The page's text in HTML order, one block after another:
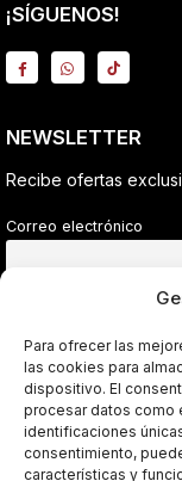
Para ofrecer las
las cookies para
dispositivo. El
procesar datos como
identificaciones
consentimiento,
características y
¡SÍGUENOS!
NEWSLETTER
Recibe ofertas
Correo electrónico
He leído y acepto
Sin spam. Solo